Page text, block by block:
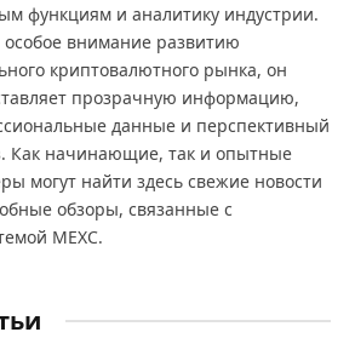
функциям и аналитику индустрии.
особое внимание развитию
криптовалютного рынка, он
прозрачную информацию,
данные и перспективный
Как начинающие, так и опытные
могут найти здесь свежие новости
обзоры, связанные с
MEXC.